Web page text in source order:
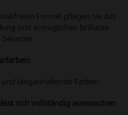
Formel pflegen sie das
und ermöglichen brillante
langanhaltende Farben
sich vollständig auswaschen